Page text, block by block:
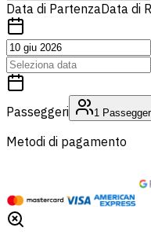
Data di PartenzaData di
Passeggeri 1
Metodi di pagamento